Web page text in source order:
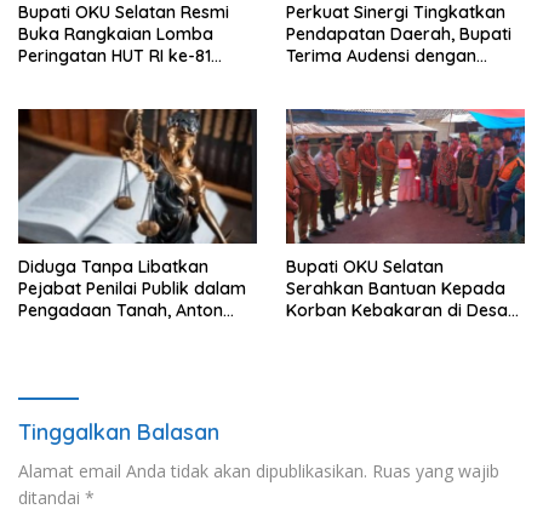
Bupati OKU Selatan Resmi
Buka Rangkaian Lomba
Peringatan HUT RI ke-81
Perkuat Sinergi Tingkatkan
Pendapatan Daerah, Bupati
Terima Audensi dengan
Diduga Tanpa Libatkan
Pejabat Penilai Publik dalam
Pengadaan Tanah, Anton
Bupati OKU Selatan
Serahkan Bantuan Kepada
Korban Kebakaran di Desa
Tinggalkan Balasan
Alamat email Anda tidak akan dipublikasikan. Ruas yang wajib
ditandai *